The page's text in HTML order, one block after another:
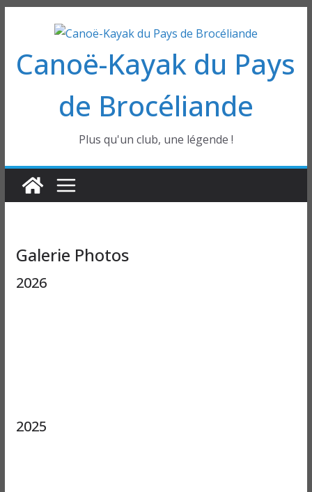
contenu
Canoë-Kayak du Pays
de Brocéliande
Plus qu'un club, une légende !
Galerie Photos
2026
2025